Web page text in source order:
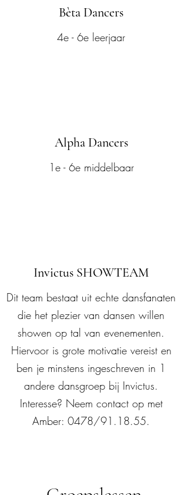
Bèta Dancers
4e - 6e leerjaar
Alpha Dancers
1e - 6e middelbaar
Invictus SHOWTEAM
Dit team bestaat uit echte dansfanaten
die het plezier van dansen willen
showen op tal van evenementen.
Hiervoor is grote motivatie vereist en
ben je minstens ingeschreven in 1
andere dansgroep bij Invictus.
Interesse? Neem contact op met
Amber: 0478/91.18.55.